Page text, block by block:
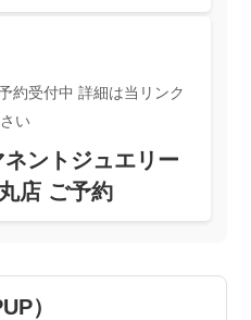
約受付中 詳細は当リンク
い
ントジュエリー
店 ご予約
）